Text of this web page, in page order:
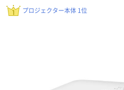
プロジェクター本体 1位